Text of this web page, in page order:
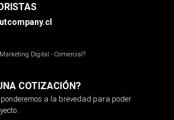
Digital - Comercial?
COTIZACIÓN?
a la brevedad para poder